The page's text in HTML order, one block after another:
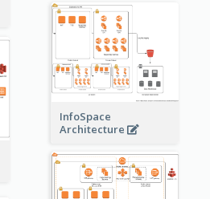
InfoSpace
Architecture